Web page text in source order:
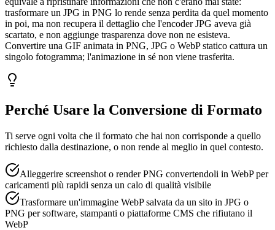
trasformare un JPG in PNG lo rende senza perdita da quel momento
in poi, ma non recupera il dettaglio che l'encoder JPG aveva già
scartato, e non aggiunge trasparenza dove non ne esisteva.
Convertire una GIF animata in PNG, JPG o WebP statico cattura un
singolo fotogramma; l'animazione in sé non viene trasferita.
Perché Usare la Conversione di Formato
Ti serve ogni volta che il formato che hai non corrisponde a quello
richiesto dalla destinazione, o non rende al meglio in quel contesto.
Alleggerire screenshot o render PNG convertendoli in WebP per
caricamenti più rapidi senza un calo di qualità visibile
Trasformare un'immagine WebP salvata da un sito in JPG o
PNG per software, stampanti o piattaforme CMS che rifiutano il
WebP